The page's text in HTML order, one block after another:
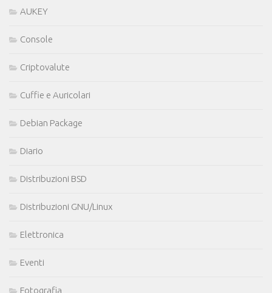
AUKEY
Console
Criptovalute
Cuffie e Auricolari
Debian Package
Diario
Distribuzioni BSD
Distribuzioni GNU/Linux
Elettronica
Eventi
Fotografia